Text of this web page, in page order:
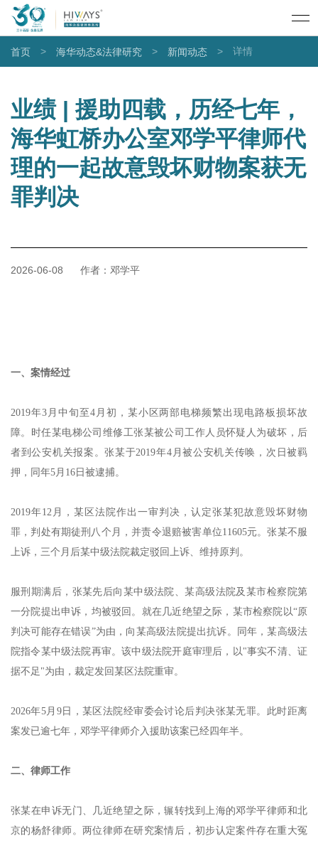
首页 > 海华动态&法律研究 > 新闻动态 > 详情
业绩 | 援助四载，历经七年，
海华虹桥办公室邓学平律师代
理的一起故意毁坏财物案获无
罪判决
2026-06-08 作者：邓学平
一、案情经过
2019年3月中旬至4月初，某小区两部电梯频繁出现电路板损坏故
障。时任某电梯公司维修工张某被公司工作人员怀疑人为破坏，后
者到公安机关报案。张某于2019年4月被公安机关传唤，次日被羁
押，同年5月16日被逮捕。
2019年12月，某区法院作出一审判决，认定张某犯故意毁坏财物
罪，判处有期徒刑八个月，并责令退赔被害单位11605元。张某不服
上诉，三个月后某中级法院裁定驳回上诉、维持原判。
服刑期满后，张某先后向某中级法院、某高级法院及某市检察院第
一分院提出申诉，均被驳回。就在几近绝望之际，某市检察院以“原
判决可能存在错误”为由，向某高级法院提出抗诉。同年，某高级法
院指令某中级法院再审。该中级法院开庭审理后，以"事实不清、证
据不足"为由，裁定发回某区法院重审。
2026年5月9日，某区法院经审委会讨论后判决张某无罪。此时距离
案发已逾七年，邓学平律师介入援助该案已经四年半。
二、律师工作
张某在申诉无门、几近绝望之际，辗转找到上海的邓学平律师和北
京的杨舒律师。两位律师在研究案情后，初步认定案件存在重大冤